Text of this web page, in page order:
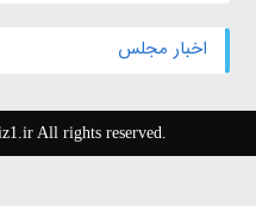
اخبار مجلس
All rights reserved.